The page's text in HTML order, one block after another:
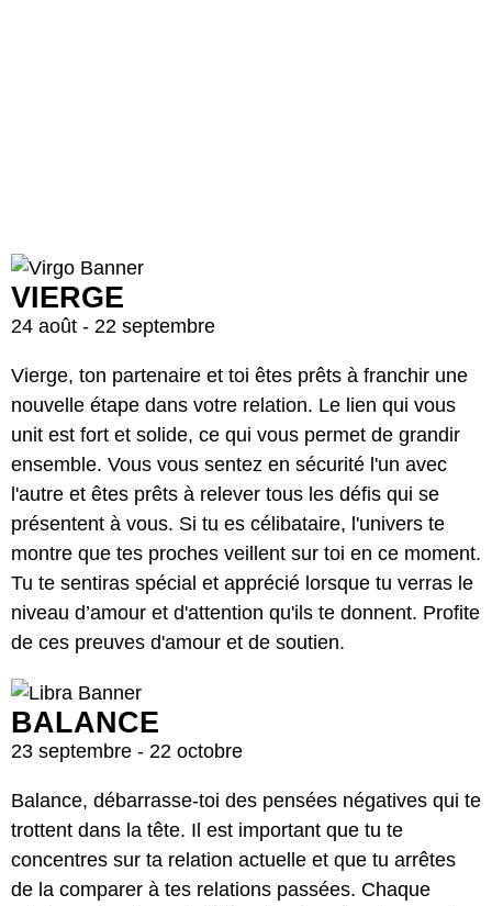
VIERGE
24 août - 22 septembre
Vierge, ton partenaire et toi êtes prêts à franchir une
nouvelle étape dans votre relation. Le lien qui vous
unit est fort et solide, ce qui vous permet de grandir
ensemble. Vous vous sentez en sécurité l'un avec
l'autre et êtes prêts à relever tous les défis qui se
présentent à vous. Si tu es célibataire, l'univers te
montre que tes proches veillent sur toi en ce moment.
Tu te sentiras spécial et apprécié lorsque tu verras le
niveau d’amour et d'attention qu'ils te donnent. Profite
de ces preuves d'amour et de soutien.
BALANCE
23 septembre - 22 octobre
Balance, débarrasse-toi des pensées négatives qui te
trottent dans la tête. Il est important que tu te
concentres sur ta relation actuelle et que tu arrêtes
de la comparer à tes relations passées. Chaque